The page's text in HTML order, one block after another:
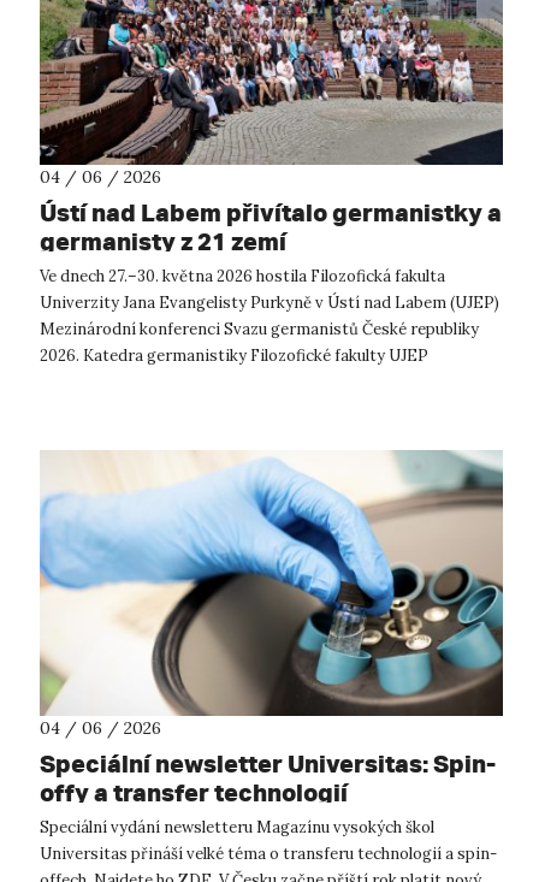
04 / 06 / 2026
Ústí nad Labem přivítalo germanistky a
germanisty z 21 zemí
Ve dnech 27.–30. května 2026 hostila Filozofická fakulta
Univerzity Jana Evangelisty Purkyně v Ústí nad Labem (UJEP)
Mezinárodní konferenci Svazu germanistů České republiky
2026. Katedra germanistiky Filozofické fakulty UJEP
04 / 06 / 2026
Speciální newsletter Universitas: Spin-
offy a transfer technologií
Speciální vydání newsletteru Magazínu vysokých škol
Universitas přináší velké téma o transferu technologií a spin-